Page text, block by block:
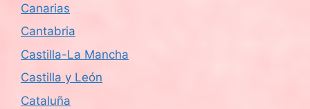
Canarias
Cantabria
Castilla-La Mancha
Castilla y León
Cataluña